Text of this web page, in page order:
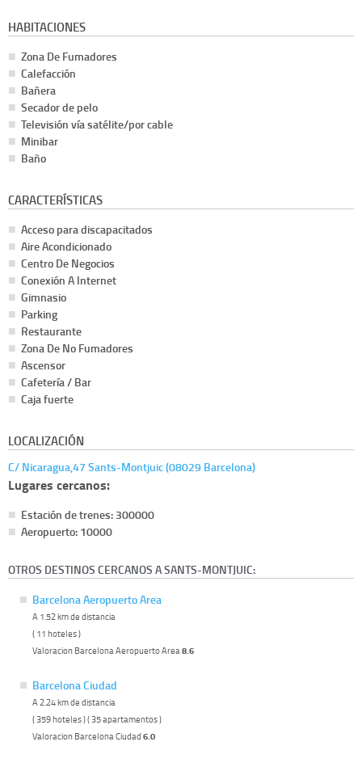
HABITACIONES
Zona De Fumadores
Calefacción
Bañera
Secador de pelo
Televisión vía satélite/por cable
Minibar
Baño
CARACTERÍSTICAS
Acceso para discapacitados
Aire Acondicionado
Centro De Negocios
Conexión A Internet
Gimnasio
Parking
Restaurante
Zona De No Fumadores
Ascensor
Cafetería / Bar
Caja fuerte
LOCALIZACIÓN
C/ Nicaragua,47 Sants-Montjuic (08029 Barcelona)
Lugares cercanos:
Estación de trenes: 300000
Aeropuerto: 10000
OTROS DESTINOS CERCANOS A SANTS-MONTJUIC:
Barcelona Aeropuerto Area
A 1.52 km de distancia
( 11 hoteles )
Valoracion Barcelona Aeropuerto Area 8.6
Barcelona Ciudad
A 2.24 km de distancia
( 359 hoteles ) ( 35 apartamentos )
Valoracion Barcelona Ciudad 6.0